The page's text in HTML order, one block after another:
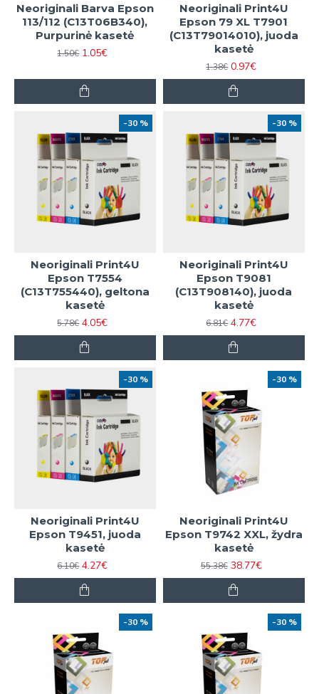
Neoriginali Barva Epson
113/112 (C13T06B340),
Purpurinė kasetė
1.50€ 1.05€
Neoriginali Print4U
Epson 79 XL T7901
(C13T79014010), juoda
kasetė
1.38€ 0.97€
-30 %
Neoriginali Print4U
Epson T7554
(C13T755440), geltona
kasetė
5.78€ 4.05€
-30 %
Neoriginali Print4U
Epson T9081
(C13T908140), juoda
kasetė
6.81€ 4.77€
-30 %
Neoriginali Print4U
Epson T9451, juoda
kasetė
6.10€ 4.27€
-30 %
Neoriginali Print4U
Epson T9742 XXL, žydra
kasetė
55.38€ 38.77€
-30 % -30 %